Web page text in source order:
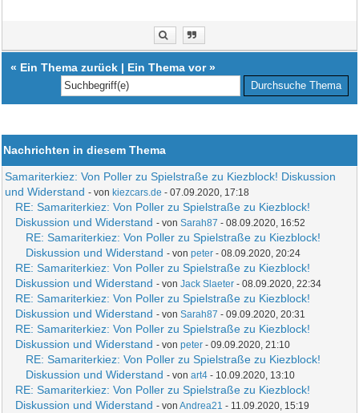
« Ein Thema zurück | Ein Thema vor»
Nachrichten in diesem Thema
Samariterkiez: Von Poller zu Spielstraße zu Kiezblock! Diskussion
und Widerstand - von kiezcars.de - 07.09.2020, 17:18
RE: Samariterkiez: Von Poller zu Spielstraße zu Kiezblock!
Diskussion und Widerstand - vonSarah87 - 08.09.2020, 16:52
RE: Samariterkiez: Von Poller zu Spielstraße zu Kiezblock!
Diskussion und Widerstand - vonpeter - 08.09.2020, 20:24
RE: Samariterkiez: Von Poller zu Spielstraße zu Kiezblock!
Diskussion und Widerstand - vonJack Slaeter - 08.09.2020, 22:34
RE: Samariterkiez: Von Poller zu Spielstraße zu Kiezblock!
Diskussion und Widerstand - vonSarah87 - 09.09.2020, 20:31
RE: Samariterkiez: Von Poller zu Spielstraße zu Kiezblock!
Diskussion und Widerstand - vonpeter - 09.09.2020, 21:10
RE: Samariterkiez: Von Poller zu Spielstraße zu Kiezblock!
Diskussion und Widerstand - vonart4 - 10.09.2020, 13:10
RE: Samariterkiez: Von Poller zu Spielstraße zu Kiezblock!
Diskussion und Widerstand - vonAndrea21 - 11.09.2020, 15:19